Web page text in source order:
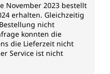
November 2023 bestellt
erhalten. Gleichzeitig
nicht
konnten die
die Lieferzeit nicht
Service ist nicht